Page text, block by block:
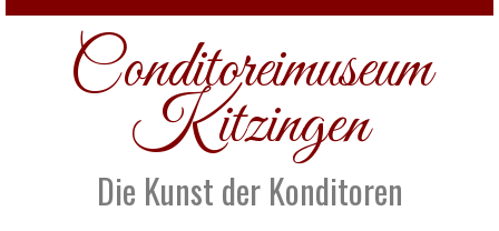
Conditoreimuseum
Kitzingen
Die Kunst der Konditoren